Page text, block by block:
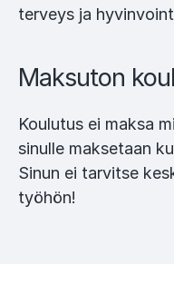
terveys ja
Maksuton
Koulutus ei maksa
sinulle maksetaan
Sinun ei tarvitse
työhön!